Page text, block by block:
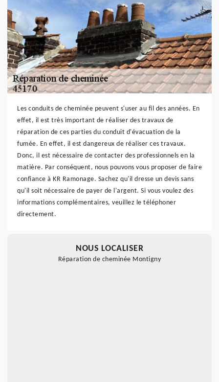
Les conduits de cheminée peuvent s'user au fil des années. En
effet, il est très important de réaliser des travaux de
réparation de ces parties du conduit d'évacuation de la
fumée. En effet, il est dangereux de réaliser ces travaux.
Donc, il est nécessaire de contacter des professionnels en la
matière. Par conséquent, nous pouvons vous proposer de faire
confiance à KR Ramonage. Sachez qu'il dresse un devis sans
qu'il soit nécessaire de payer de l'argent. Si vous voulez des
informations complémentaires, veuillez le téléphoner
directement.
NOUS LOCALISER
Réparation de cheminée Montigny